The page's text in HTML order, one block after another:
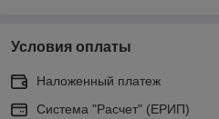
Условия оплаты
Наложенный платеж
Система "Расчет" (ЕРИП)